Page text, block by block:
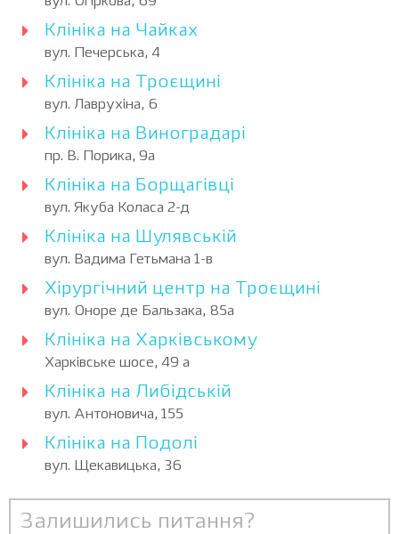
Клініка на Чайках
вул. Печерська, 4
Клініка на Троєщині
вул. Лаврухіна, 6
Клініка на Виноградарі
пр. В. Порика, 9а
Клініка на Борщагівці
вул. Якуба Коласа 2-д
Клініка на Шулявській
вул. Вадима Гетьмана 1-в
Хірургічний центр на Троєщині
вул. Оноре де Бальзака, 85а
Клініка на Харківському
Харківське шосе, 49 а
Клініка на Либідській
вул. Антоновича, 155
Клініка на Подолі
вул. Щекавицька, 36
Залишились питання?